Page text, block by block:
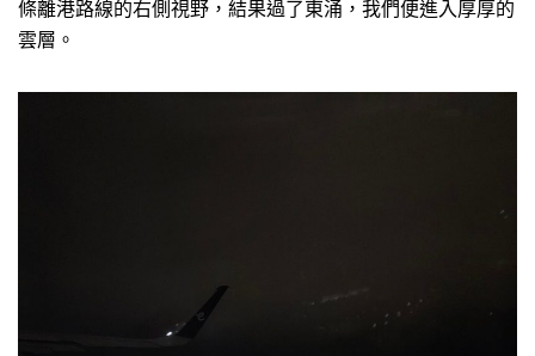
條離港路線的右側視野，結果過了東涌，我們便進入厚厚的
雲層。